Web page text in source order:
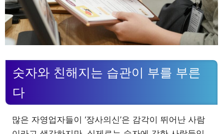
숫자와 친해지는 습관이 부를 부른
다
많은 자영업자들이 ‘장사의신’은 감각이 뛰어난 사람